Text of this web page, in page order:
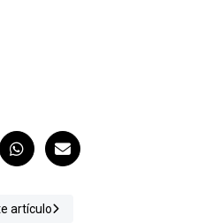
artículo